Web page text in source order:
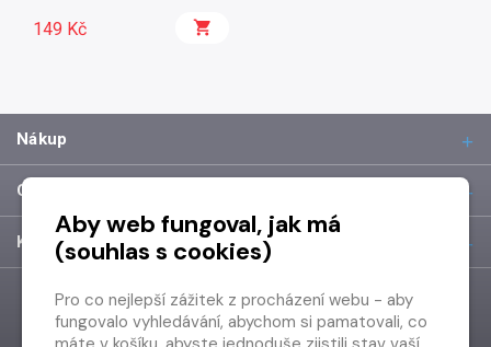
149 Kč
Nákup
O společnosti
Kontakt
Aby web fungoval, jak má
(souhlas s cookies)
Pro co nejlepší zážitek z procházení webu - aby
fungovalo vyhledávání, abychom si pamatovali, co